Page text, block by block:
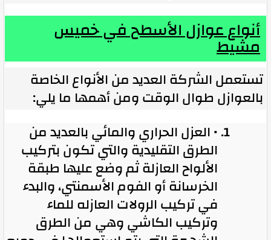
أنواع عوازل الأسطح في خميس
مشيط
تستعمل الشركة العديد من الأنواع الخاصة
بالعوازل طوال الوقت ومن أهمها ما يلي:
• العزل الحراري والمائي بالعديد من
الطرق التقليدية والتي تكون بتركيب
الألواح العازلة ثم وضع عليها طبقة
الخرسانة أو الفوم الأسمنتي، والبدء
في تركيب الرولات العازله للماء
وتركيب الكاشي وهي من الطرق